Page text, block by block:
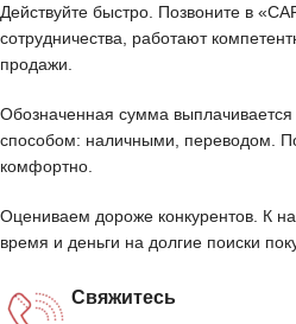
Действуйте быстро. Позвоните в
сотрудничества, работают
продажи.
Обозначенная сумма
способом: наличными, переводом.
комфортно.
Оцениваем дороже конкурентов. К
время и деньги на долгие поиски
Свяжитесь